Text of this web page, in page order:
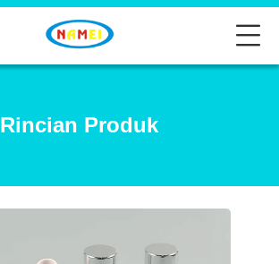
Rincian Produk